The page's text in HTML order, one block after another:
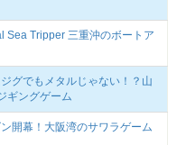
Sea Tripper 三重沖のボートア
グでもメタルじゃない！？山
ギングゲーム
開幕！大阪湾のサワラゲーム